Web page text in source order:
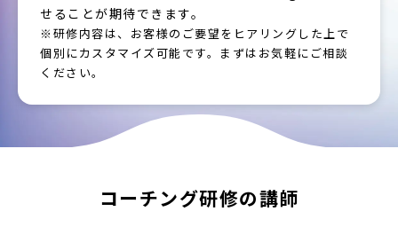
せることが期待できます。
※研修内容は、お客様のご要望をヒアリングした上で
個別にカスタマイズ可能です。まずはお気軽にご相談
ください。
コーチング研修の講師